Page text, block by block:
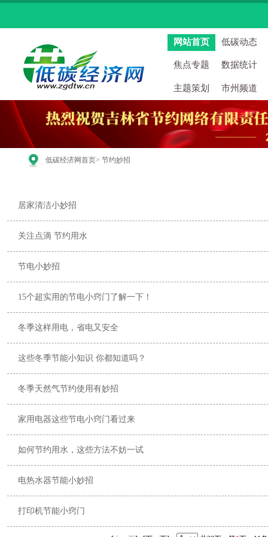
网站首页 低碳动态
焦点专题 数据统计
主题策划 市州频道
低碳经济网首页> 节约妙招
居家清洁小妙招
关注点滴 节约用水
节电小妙招
15个超实用的节电小窍门了解一下！
冬季这样用电，省电又安全
这些冬季节能小知识 你都知道吗？
冬季天然气节约使用有妙招
家用电器这些节电小窍门看过来
如何节约用水，这些方法不妨一试
电热水器节能小妙招
打印机节能小窍门